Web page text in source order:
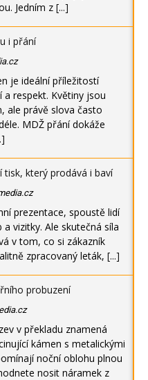
Jedním z [...]
i přání
je ideální příležitostí
respekt. Květiny jsou
ale právě slova často
MDŽ přání dokáže
tisk, který prodává i baví
prezentace, spoustě lidí
vizitky. Ale skutečná síla
v tom, co si zákazník
zpracovaný leták, [...]
probuzení
v překladu znamená
kámen s metalickými
noční oblohu plnou
nosit náramek z